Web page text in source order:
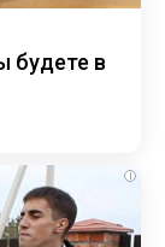
будете в
i